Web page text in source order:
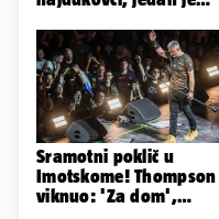
Sramotni poklič u
Imotskome! Thompson
viknuo: 'Za dom',